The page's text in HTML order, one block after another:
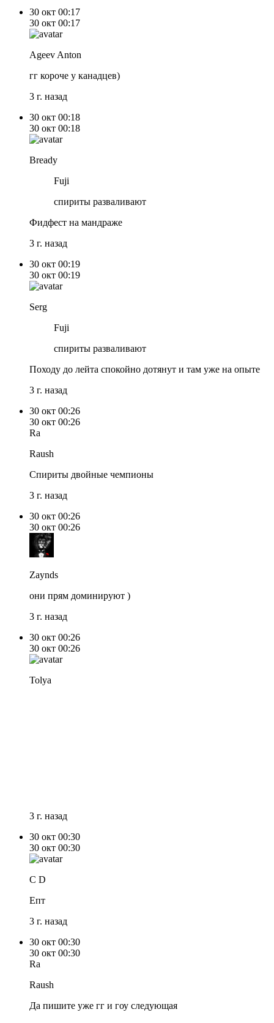
30 окт 00:17
30 окт 00:17
Ageev Anton
гг короче у канадцев)
3 г. назад
30 окт 00:18
30 окт 00:18
Bready
Fuji
спириты разваливают
Фидфест на мандраже
3 г. назад
30 окт 00:19
30 окт 00:19
Serg
Fuji
спириты разваливают
Походу до лейта спокойно дотянут и там уже на опыте
3 г. назад
30 окт 00:26
30 окт 00:26
Ra
Raush
Спириты двойные чемпионы
3 г. назад
30 окт 00:26
30 окт 00:26
Zaynds
они прям доминируют )
3 г. назад
30 окт 00:26
30 окт 00:26
Tolya
3 г. назад
30 окт 00:30
30 окт 00:30
C D
Епт
3 г. назад
30 окт 00:30
30 окт 00:30
Ra
Raush
Да пишите уже гг и гоу следующая